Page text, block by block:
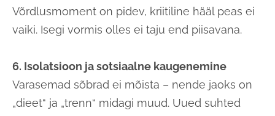
Võrdlusmoment on pidev, kriitiline hääl peas ei
vaiki. Isegi vormis olles ei taju end piisavana.
6. Isolatsioon ja sotsiaalne kaugenemine
Varasemad sõbrad ei mõista – nende jaoks on
„dieet“ ja „trenn“ midagi muud. Uued suhted